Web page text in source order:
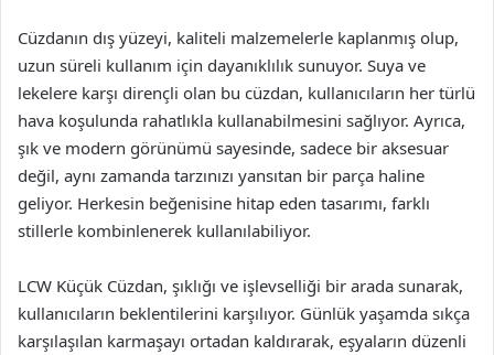
Cüzdanın dış yüzeyi, kaliteli malzemelerle kaplanmış olup,
uzun süreli kullanım için dayanıklılık sunuyor. Suya ve
lekelere karşı dirençli olan bu cüzdan, kullanıcıların her türlü
hava koşulunda rahatlıkla kullanabilmesini sağlıyor. Ayrıca,
şık ve modern görünümü sayesinde, sadece bir aksesuar
değil, aynı zamanda tarzınızı yansıtan bir parça haline
geliyor. Herkesin beğenisine hitap eden tasarımı, farklı
stillerle kombinlenerek kullanılabiliyor.
LCW Küçük Cüzdan, şıklığı ve işlevselliği bir arada sunarak,
kullanıcıların beklentilerini karşılıyor. Günlük yaşamda sıkça
karşılaşılan karmaşayı ortadan kaldırarak, eşyaların düzenli